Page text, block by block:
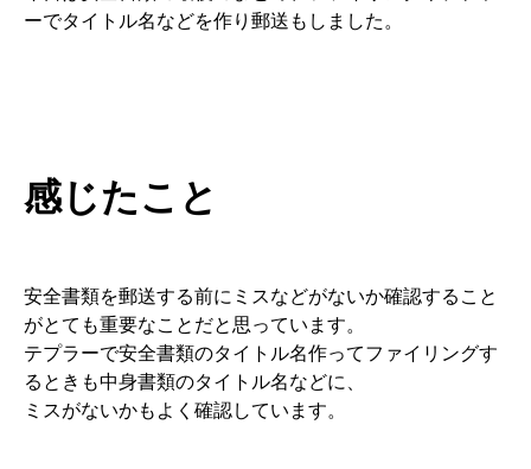
ーでタイトル名などを作り郵送もしました。
感じたこと
安全書類を郵送する前にミスなどがないか確認すること
がとても重要なことだと思っています。
テプラーで安全書類のタイトル名作ってファイリングす
るときも中身書類のタイトル名などに、
ミスがないかもよく確認しています。